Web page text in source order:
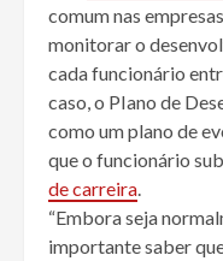
comum nas
monitorar o
cada funcionário
caso, o PIano de
como um plano de
que o funcionário
de carreira.
“Embora seja
importante saber